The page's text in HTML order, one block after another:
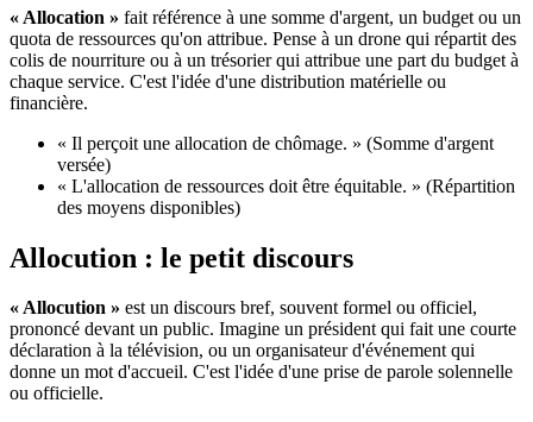
« Allocation » fait référence à une somme d'argent, un budget ou un
quota de ressources qu'on attribue. Pense à un drone qui répartit des
colis de nourriture ou à un trésorier qui attribue une part du budget à
chaque service. C'est l'idée d'une distribution matérielle ou
financière.
« Il perçoit une allocation de chômage. » (Somme d'argent
versée)
« L'allocation de ressources doit être équitable. » (Répartition
des moyens disponibles)
Allocution : le petit discours
« Allocution » est un discours bref, souvent formel ou officiel,
prononcé devant un public. Imagine un président qui fait une courte
déclaration à la télévision, ou un organisateur d'événement qui
donne un mot d'accueil. C'est l'idée d'une prise de parole solennelle
ou officielle.